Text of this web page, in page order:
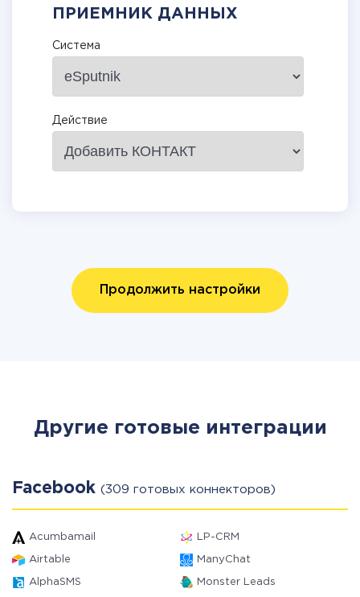
ПРИЕМНИК ДАННЫХ
Система
Действие
Продолжить настройки
Другие готовые интеграции
Facebook (309 готовых коннекторов)
Acumbamail LP-CRM
Airtable ManyChat
AlphaSMS Monster Leads